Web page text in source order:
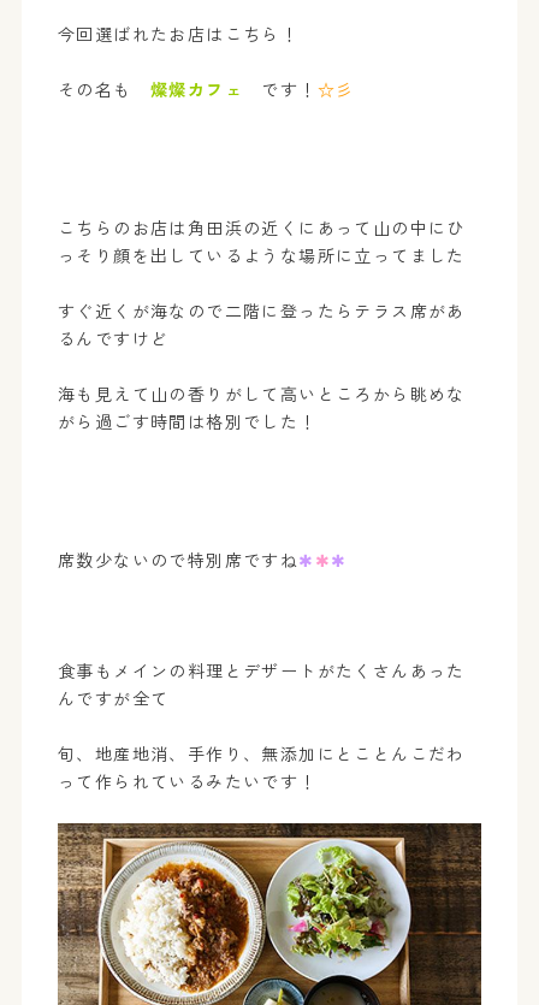
今回選ばれたお店はこちら！
その名も 燦燦カフェ です！ ☆彡
こちらのお店は角田浜の近くにあって山の中にひ
っそり顔を出しているような場所に立ってました
すぐ近くが海なので二階に登ったらテラス席があ
るんですけど
海も見えて山の香りがして高いところから眺めな
がら過ごす時間は格別でした！
席数少ないので特別席ですね✱ ✱✱
食事もメインの料理とデザートがたくさんあった
んですが全て
旬、地産地消、手作り、無添加にとことんこだわ
って作られているみたいです！